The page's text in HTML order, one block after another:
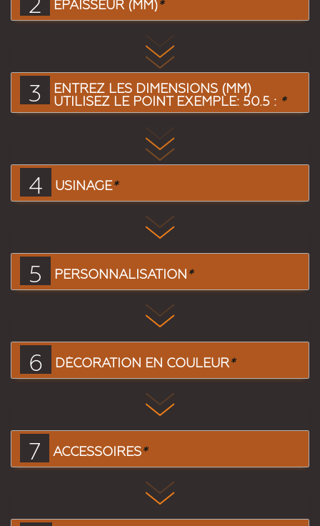
EPAISSEUR (MM)*
3
ENTREZ LES DIMENSIONS (MM)
UTILISEZ LE POINT EXEMPLE: 50.5 : *
4 USINAGE*
5 PERSONNALISATION*
6 DÉCORATION EN COULEUR*
7 ACCESSOIRES*